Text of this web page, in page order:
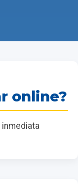
online?